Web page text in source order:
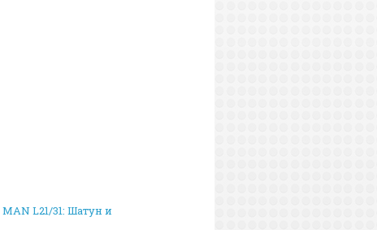
MAN L21/31: Шатун и